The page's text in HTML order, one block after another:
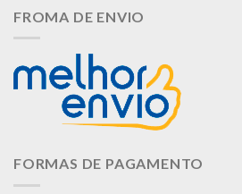
FROMA DE ENVIO
FORMAS DE PAGAMENTO